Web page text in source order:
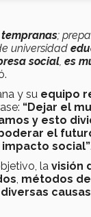
;
universidad
social, es
y su equipo
“Dejar el
y esto
el
social”.
la visión
, métodos
diversas